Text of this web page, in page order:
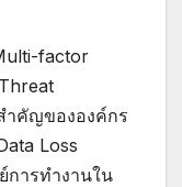
factor
ำคัญขององค์กร
Loss
การทำงานใน